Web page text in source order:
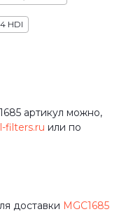
HDI
артикул можно,
filters.ru или по
доставки MGC1685